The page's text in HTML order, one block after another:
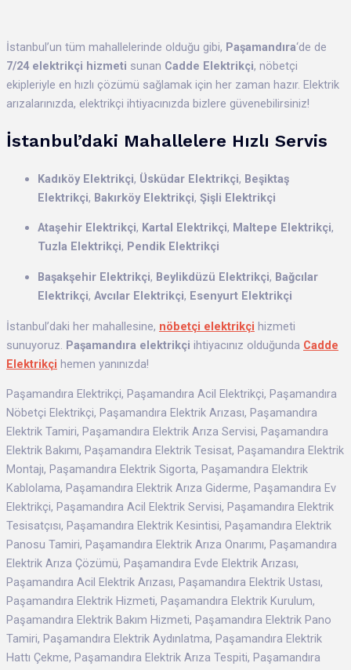
İstanbul’un tüm mahallelerinde olduğu gibi, Paşamandıra‘de de
7/24 elektrikçi hizmeti sunan Cadde Elektrikçi, nöbetçi
ekipleriyle en hızlı çözümü sağlamak için her zaman hazır. Elektrik
arızalarınızda, elektrikçi ihtiyacınızda bizlere güvenebilirsiniz!
İstanbul’daki Mahallelere Hızlı Servis
Kadıköy Elektrikçi, Üsküdar Elektrikçi, Beşiktaş
Elektrikçi, Bakırköy Elektrikçi, Şişli Elektrikçi
Ataşehir Elektrikçi, Kartal Elektrikçi, Maltepe Elektrikçi,
Tuzla Elektrikçi, Pendik Elektrikçi
Başakşehir Elektrikçi, Beylikdüzü Elektrikçi, Bağcılar
Elektrikçi, Avcılar Elektrikçi, Esenyurt Elektrikçi
İstanbul’daki her mahallesine, nöbetçi elektrikçi hizmeti
sunuyoruz. Paşamandıra elektrikçi ihtiyacınız olduğunda Cadde
Elektrikçi hemen yanınızda!
Paşamandıra Elektrikçi, Paşamandıra Acil Elektrikçi, Paşamandıra
Nöbetçi Elektrikçi, Paşamandıra Elektrik Arızası, Paşamandıra
Elektrik Tamiri, Paşamandıra Elektrik Arıza Servisi, Paşamandıra
Elektrik Bakımı, Paşamandıra Elektrik Tesisat, Paşamandıra Elektrik
Montajı, Paşamandıra Elektrik Sigorta, Paşamandıra Elektrik
Kablolama, Paşamandıra Elektrik Arıza Giderme, Paşamandıra Ev
Elektrikçi, Paşamandıra Acil Elektrik Servisi, Paşamandıra Elektrik
Tesisatçısı, Paşamandıra Elektrik Kesintisi, Paşamandıra Elektrik
Panosu Tamiri, Paşamandıra Elektrik Arıza Onarımı, Paşamandıra
Elektrik Arıza Çözümü, Paşamandıra Evde Elektrik Arızası,
Paşamandıra Acil Elektrik Arızası, Paşamandıra Elektrik Ustası,
Paşamandıra Elektrik Hizmeti, Paşamandıra Elektrik Kurulum,
Paşamandıra Elektrik Bakım Hizmeti, Paşamandıra Elektrik Pano
Tamiri, Paşamandıra Elektrik Aydınlatma, Paşamandıra Elektrik
Hattı Çekme, Paşamandıra Elektrik Arıza Tespiti, Paşamandıra